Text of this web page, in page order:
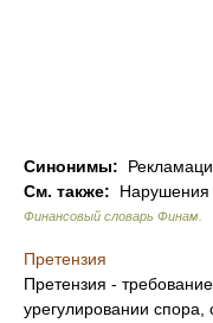
Синонимы:
См. также: Нарушения
Финансовый словарь Финам
Претензия
Претензия -
урегулировании спора,